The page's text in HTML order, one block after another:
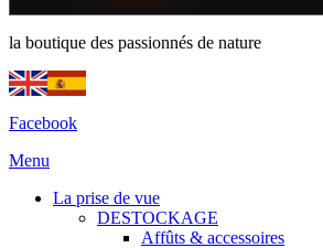
la boutique des passionnés de nature
Facebook
Menu
La prise de vue
DESTOCKAGE
Affûts & accessoires